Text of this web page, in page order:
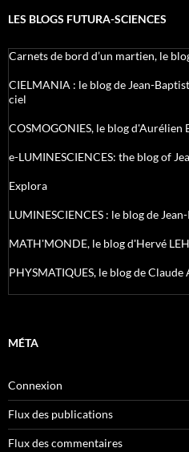
LES BLOGS FUTURA-SCIENCES
Carnets de bord d’un martien, le
CIELMANIA : le blog de Jean-
ciel
COSMOGONIES, le blog d'Aurélien
e-LUMINESCIENCES: the blog of
Explora
LUMINESCIENCES : le blog de
MATH'MONDE, le blog d'Hervé
PHYSMATIQUES, le blog de
MÉTA
Connexion
Flux des publications
Flux des commentaires